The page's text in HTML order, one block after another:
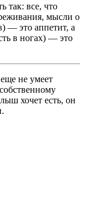
так: все, что
мысли о
— это аппетит, а
в ногах) — это
не умеет
хочет есть, он